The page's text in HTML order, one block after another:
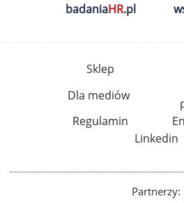
badaniaHR.pl
Sklep
Dla mediów
Regulamin
Linkedin
Partnerzy: